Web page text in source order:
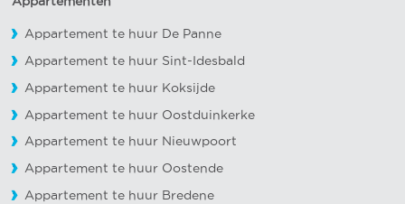
Appartement te huur De Panne
Appartement te huur Sint-Idesbald
Appartement te huur Koksijde
Appartement te huur Oostduinkerke
Appartement te huur Nieuwpoort
Appartement te huur Oostende
Appartement te huur Bredene